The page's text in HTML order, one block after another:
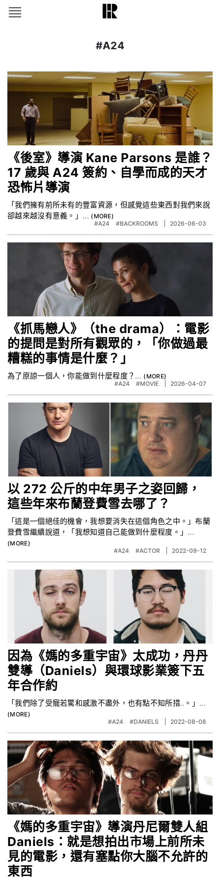
#A24
《後室》導演 Kane Parsons 是誰？
17 歲與 A24 簽約、自學而成的天才
恐怖片導演
「我們擁有前所未有的豐富資源，但感覺這些東西對我們來說
卻越來越沒有意義。」...
#A24 #BACKROOMS 2026-06-03
《抓馬戀人》（the drama）：電影
的提問是對所有觀眾的，「你做過最
糟糕的事情是什麼？」
為了原諒一個人，你能做到什麼程度？...
#A24 #MOVIE 2026-04-07
以 272 公斤的中年男子之姿回歸，
這些年來布蘭登費雪去哪了？
「這是一個絕佳的機會，我想要消失在這個角色之中。」布蘭
登費雪繼續說道，「我想知道自己能做到什麼程度。」...
#A24 #ACTOR 2022-09-12
因為《媽的多重宇宙》太成功，丹丹
雙導（Daniels）與環球影業簽下五
年合作約
「我們除了受寵若驚和感激不盡外，也有點不知所措..。」...
#A24 #DANIELS 2022-08-08
《媽的多重宇宙》導演丹尼爾雙人組
Daniels：就是想拍出市場上前所未
見的電影，還有塞點你大腦不允許的
東西